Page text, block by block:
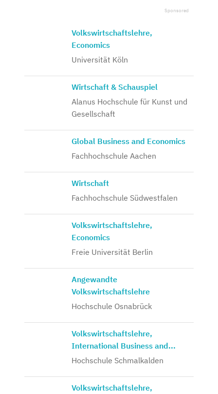
Volkswirtschaftslehre,
Economics
Universität Köln
Wirtschaft & Schauspiel
Alanus Hochschule für Kunst und
Gesellschaft
Global Business and Economics
Fachhochschule Aachen
Wirtschaft
Fachhochschule Südwestfalen
Volkswirtschaftslehre,
Economics
Freie Universität Berlin
Angewandte
Volkswirtschaftslehre
Hochschule Osnabrück
Volkswirtschaftslehre,
International Business and...
Hochschule Schmalkalden
Volkswirtschaftslehre,